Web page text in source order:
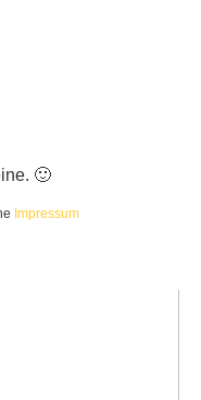
🙂
Impressum